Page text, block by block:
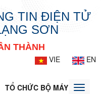
TIN ĐIỆN TỬ
SƠN
THÀNH
VIE
EN
TỔ CHỨC BỘ MÁY
Toggle